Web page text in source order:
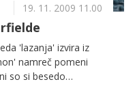
19. 11. 2009 11.00
'lazanja' izvira iz
namreč pomeni
so si besedo